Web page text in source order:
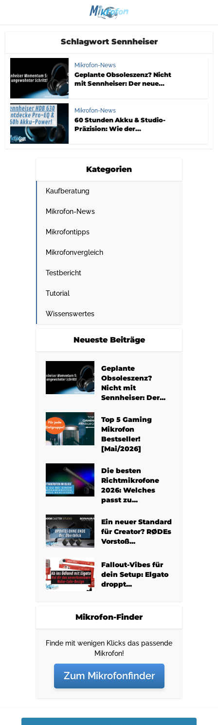
Schlagwort Sennheiser
Mikrofon-News
Geplante Obsoleszenz? Nicht
mit Sennheiser: Der neue...
Mikrofon-News
60 Stunden Akku & Studio-
Präzision: Wie der...
Kategorien
Kaufberatung
Mikrofon-News
Mikrofontipps
Mikrofonvergleich
Testbericht
Tutorial
Wissenswertes
Neueste Beiträge
Geplante
Obsoleszenz?
Nicht mit
Sennheiser: Der...
Top 5 Gaming
Mikrofon
Bestseller!
[Mai/2026]
Die besten
Richtmikrofone
2026: Welches
passt zu...
Ein neuer Standard
für Creator? RØDEs
Vorstoß...
Fallout-Vibes für
dein Setup: Elgato
droppt...
Mikrofon-Finder
Finde mit wenigen Klicks das passende
Mikrofon!
Zum Mikrofonfinder